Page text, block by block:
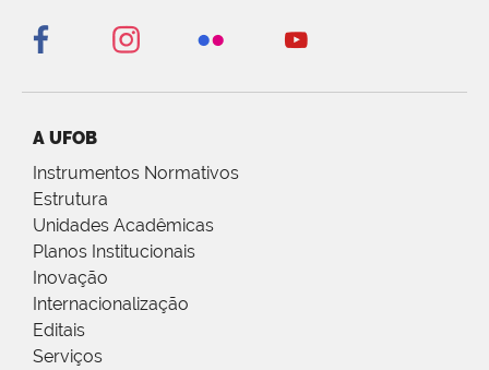
A UFOB
Instrumentos Normativos
Estrutura
Unidades Acadêmicas
Planos Institucionais
Inovação
Internacionalização
Editais
Serviços